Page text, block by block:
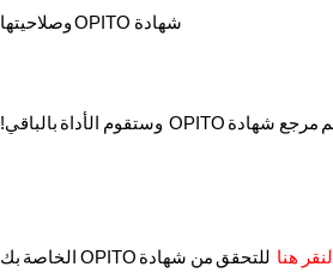
شهادة OPITO وصلاحيتها
مرجع شهادة OPITO وستقوم الأداة بالباقي!
النقر هنا للتحقق من شهادة OPITO الخاصة بك